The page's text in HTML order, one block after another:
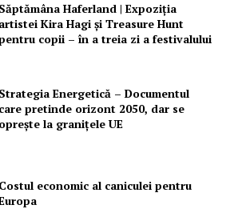
Săptămâna Haferland | Expoziţia
artistei Kira Hagi şi Treasure Hunt
copii – în a treia zi a festivalului
Strategia Energetică – Documentul
care pretinde orizont 2050, dar se
oprește la granițele UE
Costul economic al caniculei pentru